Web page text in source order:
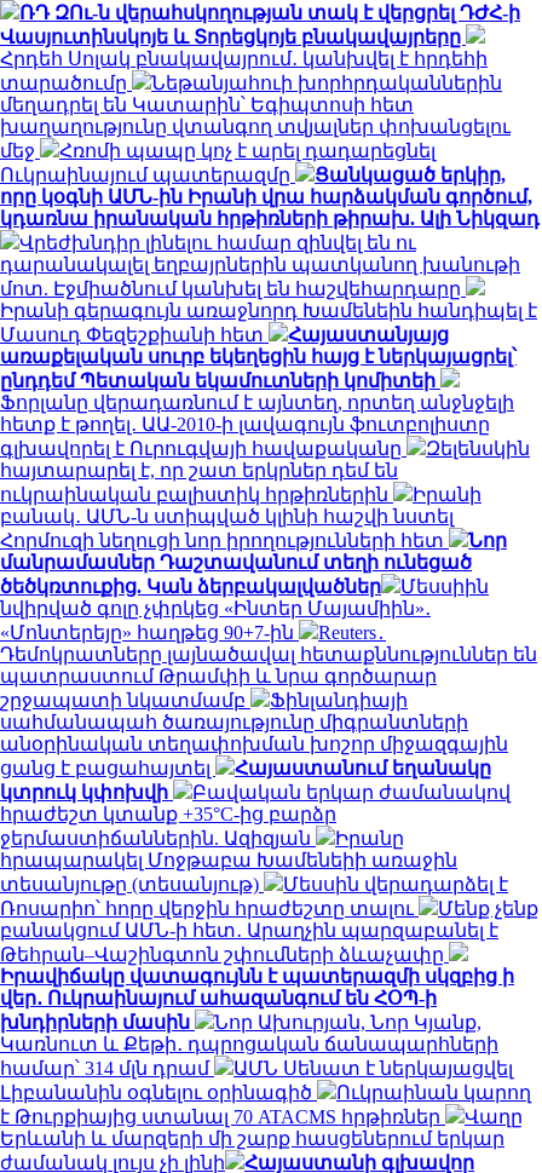
ՌԴ ԶՈւ-ն վերահսկողության տակ է վերցրել ԴԺՀ-ի
Վասյուտինսկոյե և Տորեցկոյե բնակավայրերը
Հրդեհ Սոլակ բնակավայրում․ կանխվել է հրդեհի
տարածումը
Նեթանյահուի խորհրդականներին
մեղադրել են Կատարին՝ Եգիպտոսի հետ
խաղաղությունը վտանգող տվյալներ փոխանցելու
մեջ
Հռոմի պապը կոչ է արել դադարեցնել
Ուկրաինայում պատերազմը
Ցանկացած երկիր,
որը կօգնի ԱՄՆ-ին Իրանի վրա հարձակման գործում,
կդառնա իրանական հրթիռների թիրախ. Ալի Նիկզադ
Վրեժխնդիր լինելու համար զինվել են ու
դարանակալել եղբայրներին պատկանող խանութի
մոտ. Էջմիածնում կանխել են հաշվեհարդարը
Իրանի գերագույն առաջնորդ Խամենեին հանդիպել է
Մասուդ Փեզեշքիանի հետ
Հայաստանյայց
առաքելական սուրբ եկեղեցին հայց է ներկայացրել՝
ընդդեմ Պետական եկամուտների կոմիտեի
Ֆորլանը վերադառնում է այնտեղ, որտեղ անջնջելի
հետք է թողել․ ԱԱ-2010-ի լավագույն ֆուտբոլիստը
գլխավորել է Ուրուգվայի հավաքականը
Զելենսկին
հայտարարել է, որ շատ երկրներ դեմ են
ուկրաինական բալիստիկ հրթիռներին
Իրանի
բանակ․ ԱՄՆ-ն ստիպված կլինի հաշվի նստել
Հորմուզի նեղուցի նոր իրողությունների հետ
Նոր
մանրամասներ Դաշտավանում տեղի ունեցած
ծեծկռտուքից. Կան ձերբակալվածներ
Մեսսիին
նվիրված գոլը չփրկեց «Ինտեր Մայամիին»․
«Մոնտերեյը» հաղթեց 90+7-ին
Reuters․
Դեմոկրատները լայնածավալ հետաքննություններ են
պատրաստում Թրամփի և նրա գործարար
շրջապատի նկատմամբ
Ֆինլանդիայի
սահմանապահ ծառայությունը միգրանտների
անօրինական տեղափոխման խոշոր միջազգային
ցանց է բացահայտել
Հայաստանում եղանակը
կտրուկ կփոխվի
Բավական երկար ժամանակով
հրաժեշտ կտանք +35°C-ից բարձր
ջերմաստիճաններին. Ազիզյան
Իրանը
հրապարակել Մոջթաբա Խամենեիի առաջին
տեսանյութը (տեսանյութ)
Մեսսին վերադարձել է
Ռոսարիո՝ հորը վերջին հրաժեշտը տալու
Մենք չենք
բանակցում ԱՄՆ-ի հետ․ Արաղչին պարզաբանել է
Թեհրան–Վաշինգտոն շփումների ձևաչափը
Իրավիճակը վատագույնն է պատերազմի սկզբից ի
վեր․ Ուկրաինայում ահազանգում են ՀՕՊ-ի
խնդիրների մասին
Նոր Ախուրյան, Նոր Կյանք,
Կառնուտ և Քեթի․ դպրոցական ճանապարհների
համար՝ 314 մլն դրամ
ԱՄՆ Սենատ է ներկայացվել
Լիբանանին օգնելու օրինագիծ
Ուկրաինան կարող
է Թուրքիայից ստանալ 70 ATACMS հրթիռներ
Վաղը
Երևանի և մարզերի մի շարք հասցեներում երկար
ժամանակ լույս չի լինի
Հայաստանի գլխավոր